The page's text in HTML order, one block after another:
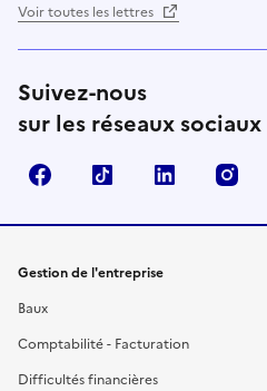
Voir toutes les lettres
Suivez-nous
sur les réseaux sociaux
FacebookTikTok Linkedin
Gestion de l'entreprise
Baux
Comptabilité - Facturation
Difficultés financières